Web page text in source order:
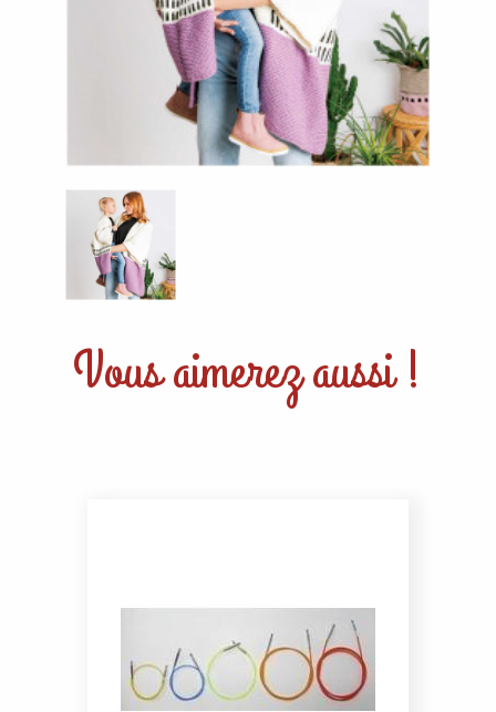
Vous aimerez aussi !